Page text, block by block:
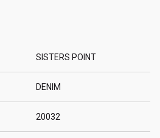
SISTERS POINT
DENIM
20032